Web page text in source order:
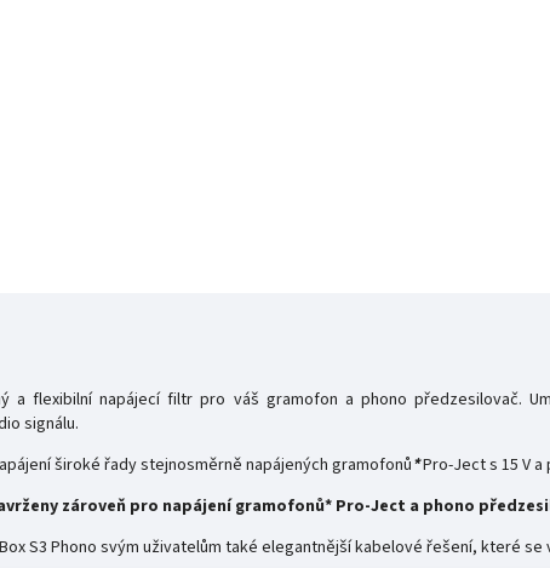
a flexibilní napájecí filtr pro váš gramofon a phono předzesilovač.
signálu.
široké řady stejnosměrně napájených gramofonů*Pro-Ject s 15 V
zároveň pro napájení gramofonů* Pro-Ject a phono
S3 Phono svým uživatelům také elegantnější kabelové řešení, které se